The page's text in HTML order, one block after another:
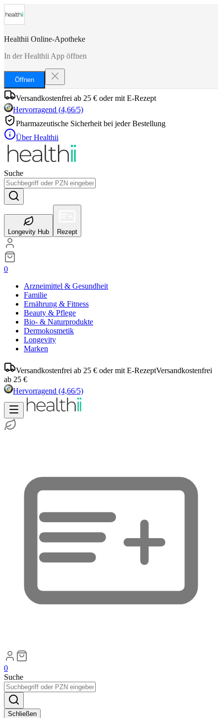
Healthii Online-Apotheke
In der Healthii App öffnen
Öffnen
Versandkostenfrei ab 25 € oder mit E-Rezept
Hervorragend (4,66/5)
Pharmazeutische Sicherheit bei jeder Bestellung
Über Healthii
Suche
Longevity Hub Rezept
0
Arzneimittel & Gesundheit
Familie
Ernährung & Fitness
Beauty & Pflege
Bio- & Naturprodukte
Dermokosmetik
Longevity
Marken
Versandkostenfrei ab 25 € oder mit E-RezeptVersandkostenfrei
ab 25 €
Hervorragend (4,66/5)
0
Suche
Schließen